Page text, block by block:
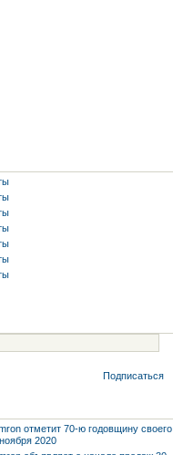
Подписаться
отметит 70-ю годовщину своего
2020